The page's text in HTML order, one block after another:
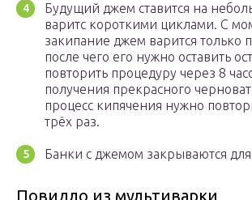
Будущий джем ставится на
варитс короткими циклами. С
закипание джем варится только
после чего его нужно оставить
повторить процедуру через 8
получения прекрасного
процесс кипячения нужно
трёх раз.
Банки с джемом закрываются
Повидло из мультиварки